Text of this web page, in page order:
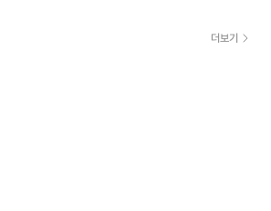
더보기